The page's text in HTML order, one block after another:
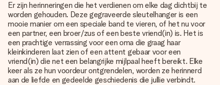
Er zijn herinneringen die het verdienen om elke dag dichtbij te
worden gehouden. Deze gegraveerde sleutelhanger is een
mooie manier om een speciale band te vieren, of het nu voor
een partner, een broer/zus of een beste vriend(in) is. Het is
een prachtige verrassing voor een oma die graag haar
kleinkinderen laat zien of een attent gebaar voor een
vriend(in) die net een belangrijke mijlpaal heeft bereikt. Elke
keer als ze hun voordeur ontgrendelen, worden ze herinnerd
aan de liefde en gedeelde geschiedenis die jullie verbindt.